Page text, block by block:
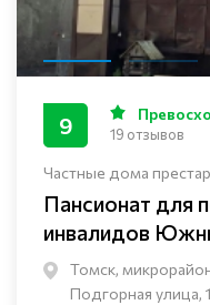
Частные дома
Пансионат для
инвалидов
Томск,
Подгорная улица,
9 19 отзывов